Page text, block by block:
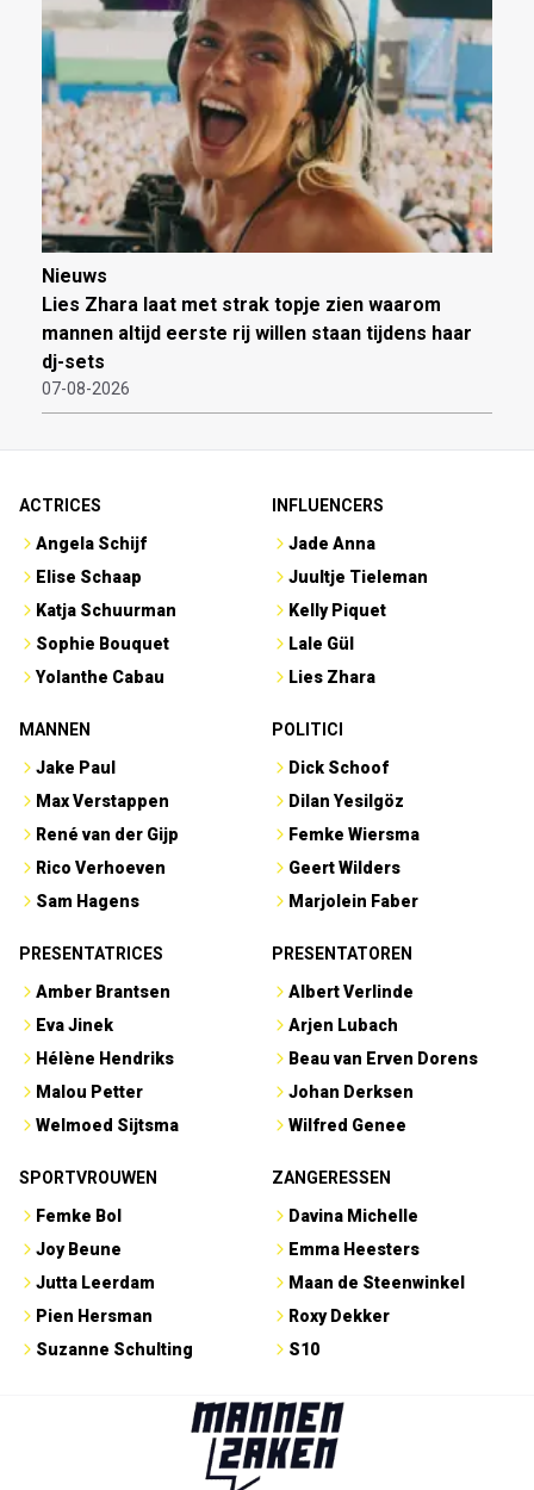
Nieuws
Lies Zhara laat met strak topje zien waarom
mannen altijd eerste rij willen staan tijdens haar
dj-sets
07-08-2026
ACTRICES
Angela Schijf
Elise Schaap
Katja Schuurman
Sophie Bouquet
Yolanthe Cabau
INFLUENCERS
Jade Anna
Juultje Tieleman
Kelly Piquet
Lale Gül
Lies Zhara
MANNEN
Jake Paul
Max Verstappen
René van der Gijp
Rico Verhoeven
Sam Hagens
POLITICI
Dick Schoof
Dilan Yesilgöz
Femke Wiersma
Geert Wilders
Marjolein Faber
PRESENTATRICES
Amber Brantsen
Eva Jinek
Hélène Hendriks
Malou Petter
Welmoed Sijtsma
PRESENTATOREN
Albert Verlinde
Arjen Lubach
Beau van Erven Dorens
Johan Derksen
Wilfred Genee
SPORTVROUWEN
Femke Bol
Joy Beune
Jutta Leerdam
Pien Hersman
Suzanne Schulting
ZANGERESSEN
Davina Michelle
Emma Heesters
Maan de Steenwinkel
Roxy Dekker
S10